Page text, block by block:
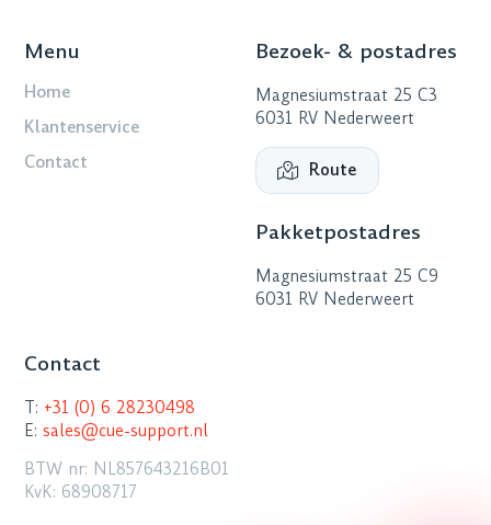
Menu
Home
Klantenservice
Contact
Bezoek- & postadres
Magnesiumstraat 25 C3
6031 RV Nederweert
Route
Pakketpostadres
Magnesiumstraat 25 C9
6031 RV Nederweert
Contact
T: +31 (0) 6 28230498
E:sales@cue-support.nl
BTW nr: NL857643216B01
KvK: 68908717